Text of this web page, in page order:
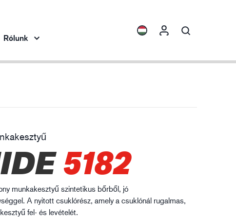
HXFIBR™
SPARX™
XLNT™
Gépipar
Rólunk
5182
munkakesztyű szintetikus bőrből, jó
A nyitott csuklórész, amely a csuklónál rugalmas,
fel- és levételét.